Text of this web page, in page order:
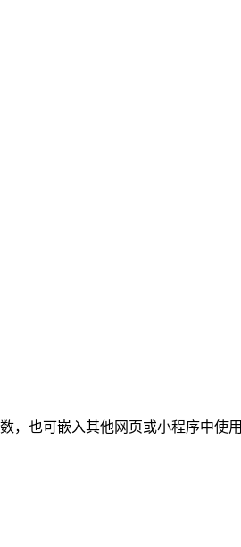
，也可嵌入其他网页或小程序中使用